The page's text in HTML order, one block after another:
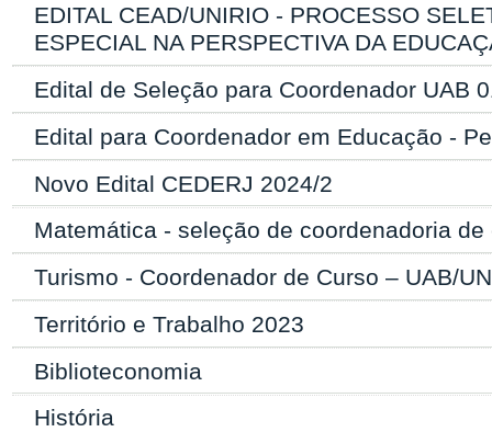
EDITAL CEAD/UNIRIO - PROCESSO
ESPECIAL NA PERSPECTIVA DA
Edital de Seleção para Coordenador UAB
Edital para Coordenador em Educação -
Novo Edital CEDERJ 2024/2
Matemática - seleção de coordenadoria de
Turismo - Coordenador de Curso – UAB/
Território e Trabalho 2023
Biblioteconomia
História